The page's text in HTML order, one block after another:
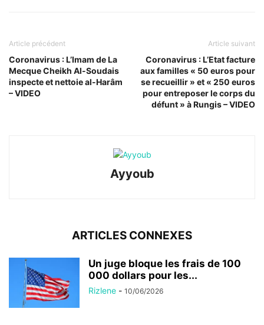
Article précédent
Coronavirus : L’Imam de La
Mecque Cheikh Al-Soudais
inspecte et nettoie al-Harâm
– VIDEO
Article suivant
Coronavirus : L’Etat facture
aux familles « 50 euros pour
se recueillir » et « 250 euros
pour entreposer le corps du
défunt » à Rungis – VIDEO
Ayyoub
ARTICLES CONNEXES
Un juge bloque les frais de 100
000 dollars pour les...
Rizlene - 10/06/2026